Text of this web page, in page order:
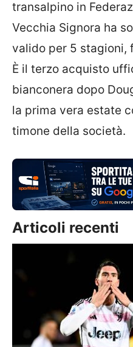
transalpino in
Vecchia Signora ha
valido per 5 stagioni,
È il terzo acquisto
bianconera dopo
la prima vera estate
timone della società.
Articoli recenti